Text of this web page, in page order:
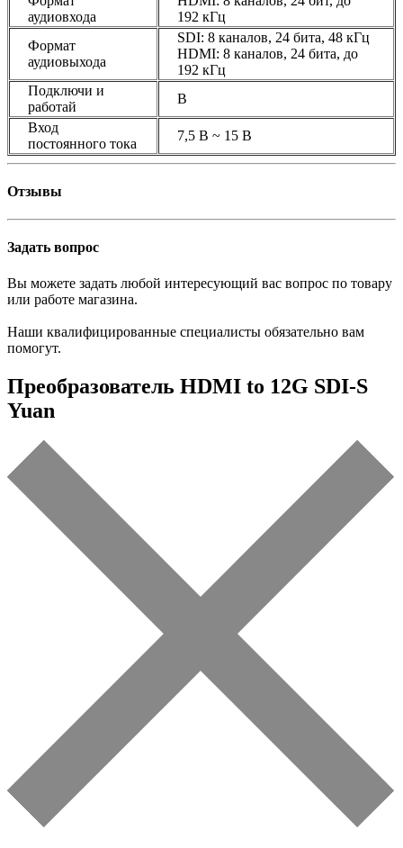
аудиовхода
192 кГц
Формат
аудиовыхода
SDI: 8 каналов, 24 бита, 48 кГц
HDMI: 8 каналов, 24 бита, до
192 кГц
Подключи и
работай
В
Вход
постоянного тока
7,5 В ~ 15 В
Отзывы
Задать вопрос
Вы можете задать любой интересующий вас вопрос по товару
или работе магазина.
Наши квалифицированные специалисты обязательно вам
помогут.
Преобразователь HDMI to 12G SDI-S
Yuan